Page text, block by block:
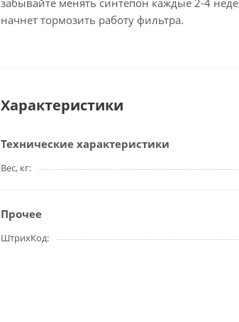
забывайте менять синтепон каждые 2-4
начнет тормозить работу фильтра.
Характеристики
Технические характеристики
Вес, кг
Прочее
ШтрихКод